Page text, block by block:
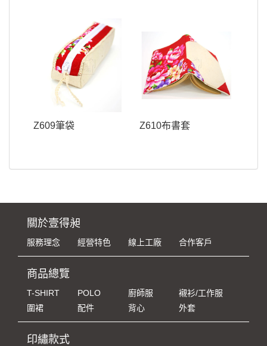
Z609筆袋 Z610布書套
關於壹得昶
服務理念 經營特色 線上工廠 合作客戶
商品總覽
T-SHIRT POLO 廚師服
襯衫/工作服
圍裙
配件 背心 外套
印繡款式